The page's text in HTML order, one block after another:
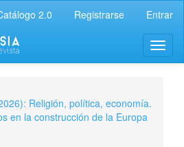
2.0 Registrarse Entrar
Religión, política, economía.
en la construcción de la Europa